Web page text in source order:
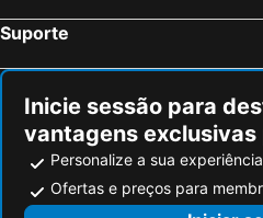
Suporte
Inicie sessão para
vantagens exclusivas
Personalize a sua experiência
Ofertas e preços para